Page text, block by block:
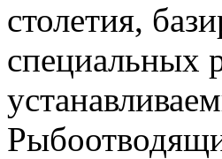
столетия,
специальных